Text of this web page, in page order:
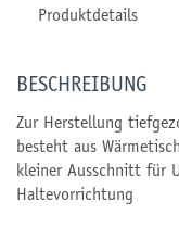
Produktdetails
BESCHREIBUNG
Zur Herstellung
besteht aus
kleiner Ausschnitt für
Haltevorrichtung